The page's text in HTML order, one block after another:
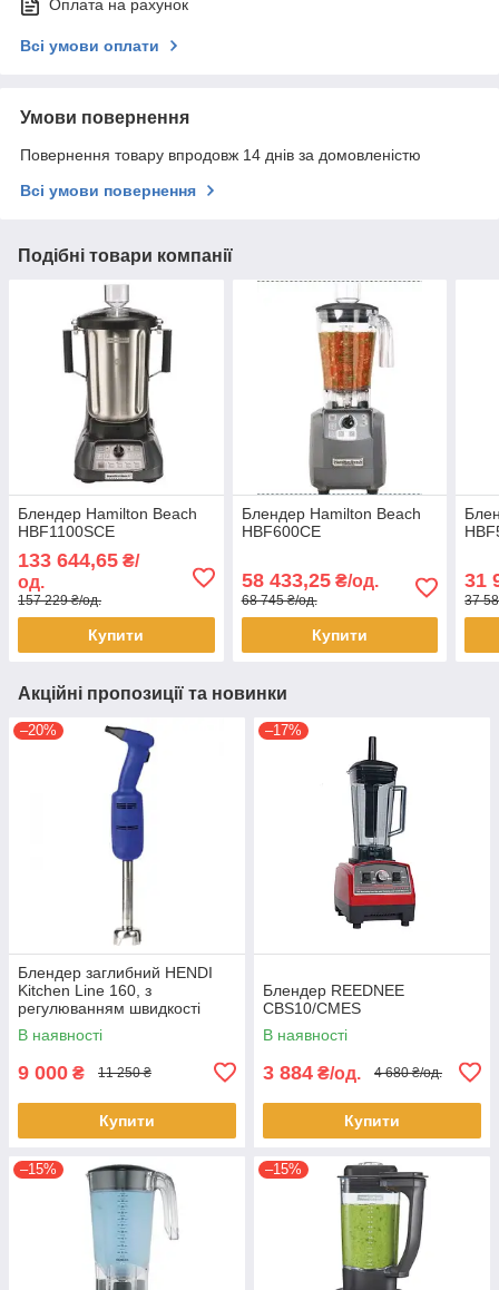
Оплата на рахунок
Всі умови оплати
Умови повернення
Повернення товару впродовж 14 днів за домовленістю
Всі умови повернення
Подібні товари компанії
Блендер Hamilton Beach
HBF1100SCE
133 644,65 ₴/
од.
157 229 ₴/од.
Купити
Блендер Hamilton Beach
HBF600CE
58 433,25₴/од.
68 745 ₴/од.
Купити
31
37
Акційні пропозиції та новинки
–20%
Блендер заглибний HENDI
Kitchen Line 160, з
регулюванням швидкості
В наявності
9 000 ₴ 11 250 ₴
Купити
–17%
Блендер REEDNEE
CBS10/CMES
В наявності
3 884 ₴/од. 4 680 ₴/од.
Купити
–15% –15%